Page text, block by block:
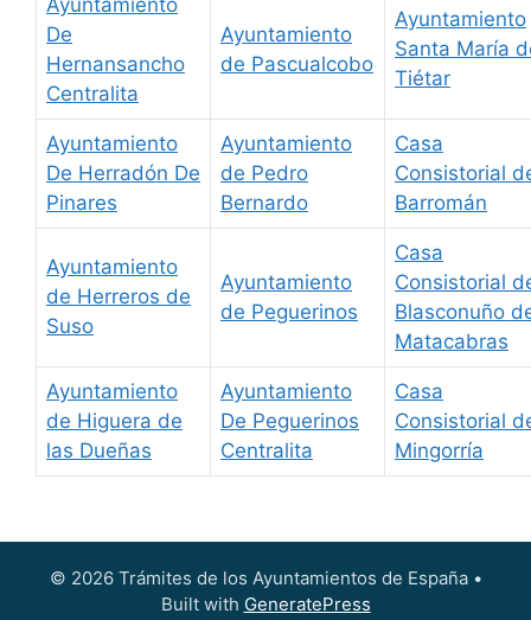
De
Hernansancho
Centralita
Ayuntamiento
de Pascualcobo
Ayuntamiento
Santa María
Tiétar
Ayuntamiento
De Herradón De
Pinares
Ayuntamiento
de Pedro
Bernardo
Casa
Consistorial
Barromán
Ayuntamiento
de Herreros de
Suso
Ayuntamiento
de Peguerinos
Casa
Consistorial
Blasconuño
Matacabras
Ayuntamiento
de Higuera de
las Dueñas
Ayuntamiento
De Peguerinos
Centralita
Casa
Consistorial
Mingorría
© 2026 Trámites de los Ayuntamientos de España•
Built with GeneratePress